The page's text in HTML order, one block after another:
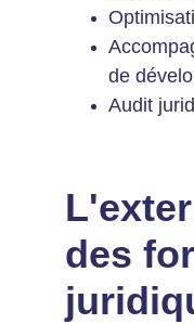
de
Audit
des